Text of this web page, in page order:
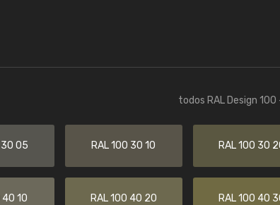
todos RAL Design 100
30 05 RAL 100 30 10 RAL 100 30
40 10 RAL 100 40 20 RAL 100 40